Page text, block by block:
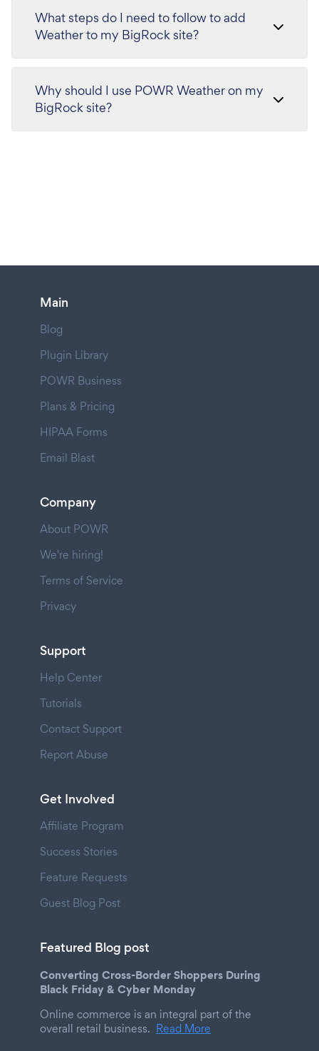
What steps do I need to follow to add
Weather to my BigRock site?
Why should I use POWR Weather on my
BigRock site?
Main
Blog
Plugin Library
POWR Business
Plans & Pricing
HIPAA Forms
Email Blast
Company
About POWR
We're hiring!
Terms of Service
Privacy
Support
Help Center
Tutorials
Contact Support
Report Abuse
Get Involved
Affiliate Program
Success Stories
Feature Requests
Guest Blog Post
Featured Blog post
Converting Cross-Border Shoppers During
Black Friday & Cyber Monday
Online commerce is an integral part of the
overall retail business. Read More